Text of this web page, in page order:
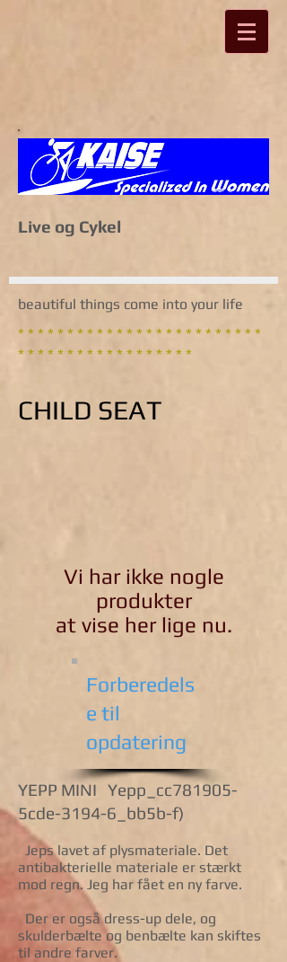
Live og Cykel
beautiful things come into your life
* * * * * * * * * * * * * * * * * * * * * * * * *
* * * * * * * * * * * * * * * * * *
CHILD SEAT
Vi har ikke nogle
produkter
at vise her lige nu.
Forberedels
e til
opdatering
YEPP MINI Yepp_cc781905-
5cde-3194-6_bb5b-f)
Jeps lavet af plysmateriale. Det
antibakterielle materiale er stærkt
mod regn. Jeg har fået en ny farve.
Der er også dress-up dele, og
skulderbælte og benbælte kan skiftes
til andre farver.